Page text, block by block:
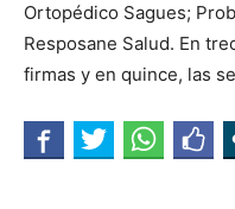
Ortopédico Sagues;
Resposane Salud. En
firmas y en quince, las